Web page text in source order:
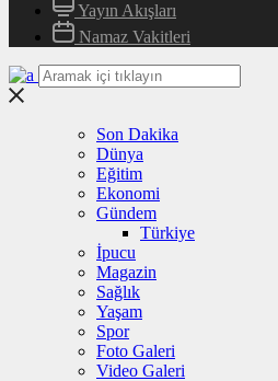
Yayın Akışları
Namaz Vakitleri
Son Dakika
Dünya
Eğitim
Ekonomi
Gündem
Türkiye
İpucu
Magazin
Sağlık
Yaşam
Spor
Foto Galeri
Video Galeri